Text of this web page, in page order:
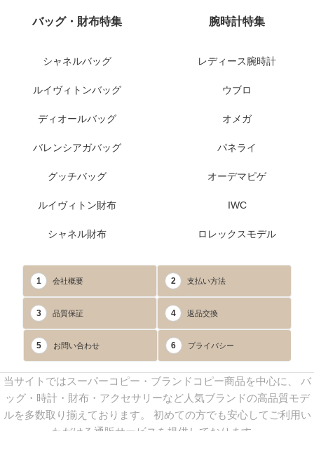
バッグ・財布特集
シャネルバッグ
ルイヴィトンバッグ
ディオールバッグ
バレンシアガバッグ
グッチバッグ
ルイヴィトン財布
シャネル財布
腕時計特集
レディース腕時計
ウブロ
オメガ
パネライ
オーデマピゲ
IWC
ロレックスモデル
1 会社概要 2 支払い方法
3 品質保証 4 返品交換
5 お問い合わせ 6 プライバシー
当サイトではスーパーコピー・ブランドコピー商品を中心に、 バ
ッグ・時計・財布・アクセサリーなど人気ブランドの高品質モデ
ルを多数取り揃えております。 初めての方でも安心してご利用い
ただける通販サービスを提供しております。